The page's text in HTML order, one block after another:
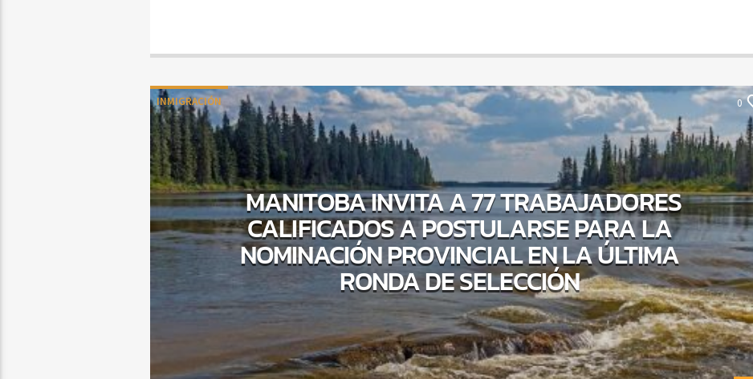
INMIGRACIÓN 0
MANITOBA INVITA A 77 TRABAJADORES
CALIFICADOS A POSTULARSE PARA LA
NOMINACIÓN PROVINCIAL EN LA ÚLTIMA
RONDA DE SELECCIÓN